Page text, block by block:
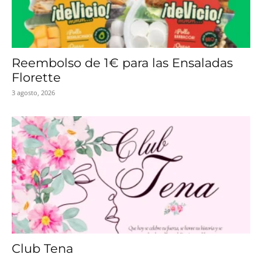
Reembolso de 1€ para las Ensaladas
Florette
3 agosto, 2026
Club Tena